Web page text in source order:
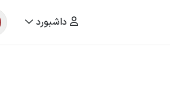
داشبورد